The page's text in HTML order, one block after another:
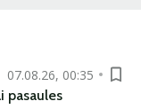
07.08.26, 00:35
pasaules